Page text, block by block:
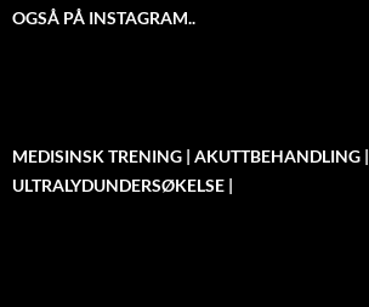
OGSÅ PÅ INSTAGRAM..
MEDISINSK TRENING | AKUTTBEHANDLING |
ULTRALYDUNDERSØKELSE |